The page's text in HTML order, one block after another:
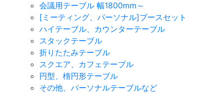
会議用テーブル 幅1800mm～
[ミーティング、パーソナル]ブースセット
ハイテーブル、カウンターテーブル
スタックテーブル
折りたたみテーブル
スクエア、カフェテーブル
円型、楕円形テーブル
その他、パーソナルテーブルなど